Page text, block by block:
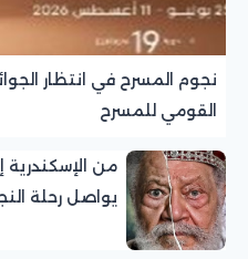
نجوم المسرح في انتظار
القومي للمسرح
من الإسكندرية
يواصل رحلة